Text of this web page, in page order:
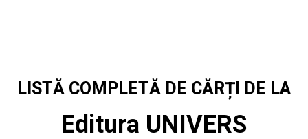
LISTĂ COMPLETĂ DE CĂRȚI DE LA
Editura UNIVERS